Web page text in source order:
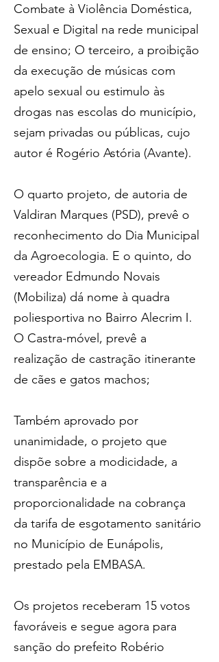
Combate à Violência Doméstica,
Sexual e Digital na rede municipal
de ensino; O terceiro, a proibição
da execução de músicas com
apelo sexual ou estimulo às
drogas nas escolas do município,
sejam privadas ou públicas, cujo
autor é Rogério Astória (Avante).
O quarto projeto, de autoria de
Valdiran Marques (PSD), prevê o
reconhecimento do Dia Municipal
da Agroecologia. E o quinto, do
vereador Edmundo Novais
(Mobiliza) dá nome à quadra
poliesportiva no Bairro Alecrim I.
O Castra-móvel, prevê a
realização de castração itinerante
de cães e gatos machos;
Também aprovado por
unanimidade, o projeto que
dispõe sobre a modicidade, a
transparência e a
proporcionalidade na cobrança
da tarifa de esgotamento sanitário
no Município de Eunápolis,
prestado pela EMBASA.
Os projetos receberam 15 votos
favoráveis e segue agora para
sanção do prefeito Robério